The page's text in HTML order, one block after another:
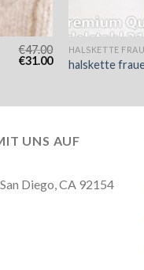
€47.00
€31.00
HALSKETTE
halskette
UNS AUF
Diego, CA 92154